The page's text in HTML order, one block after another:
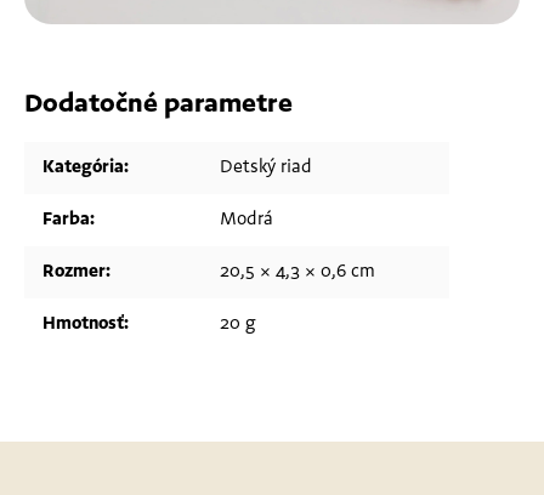
Dodatočné parametre
Kategória: Detský riad
Farba: Modrá
Rozmer: 20,5 × 4,3 × 0,6 cm
Hmotnosť: 20 g